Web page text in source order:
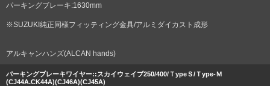
パーキングブレーキ:1630mm
※SUZUKI純正同様フィッティング金具/アルミダイカスト成形
アルキャンハンズ(ALCAN hands)
パーキングブレーキワイヤー::スカイウェイブ250/400/ＴypeＳ/Ｔype-Ｍ
(CJ44A.CK44A)(CJ46A)(CJ45A)